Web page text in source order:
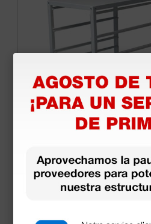
Carro de servicio ISO - vacío
330,00 €